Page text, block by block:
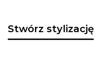
Stwórz stylizację